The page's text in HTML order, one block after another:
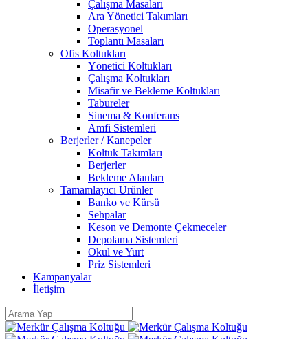
Çalışma Masaları
Ara Yönetici Takımları
Operasyonel
Toplantı Masaları
Ofis Koltukları
Yönetici Koltukları
Çalışma Koltukları
Misafir ve Bekleme Koltukları
Tabureler
Sinema & Konferans
Amfi Sistemleri
Berjerler / Kanepeler
Koltuk Takımları
Berjerler
Bekleme Alanları
Tamamlayıcı Ürünler
Banko ve Kürsü
Sehpalar
Keson ve Demonte Çekmeceler
Depolama Sistemleri
Okul ve Yurt
Priz Sistemleri
Kampanyalar
İletişim